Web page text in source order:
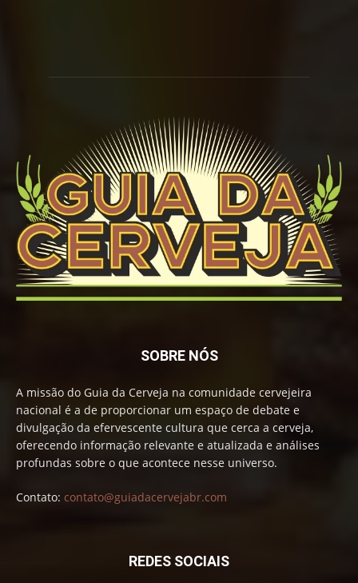
SOBRE NÓS
A missão do Guia da Cerveja na comunidade cervejeira
nacional é a de proporcionar um espaço de debate e
divulgação da efervescente cultura que cerca a cerveja,
oferecendo informação relevante e atualizada e análises
profundas sobre o que acontece nesse universo.
Contato: contato@guiadacervejabr.com
REDES SOCIAIS